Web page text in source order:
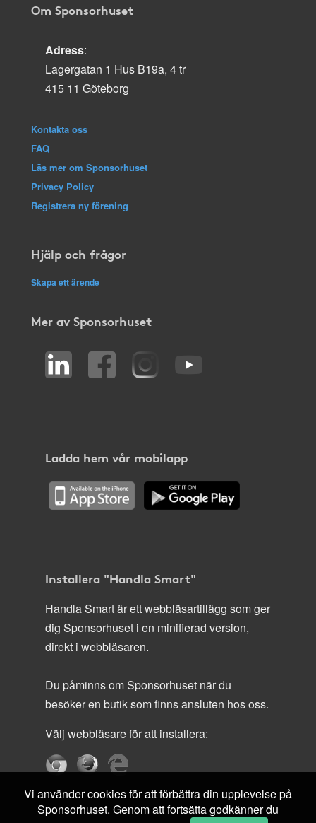
Om Sponsorhuset
Adress:
Lagergatan 1 Hus B19a, 4 tr
415 11 Göteborg
Kontakta oss
FAQ
Läs mer om Sponsorhuset
Privacy Policy
Registrera ny förening
Hjälp och frågor
Skapa ett ärende
Mer av Sponsorhuset
Ladda hem vår mobilapp
Installera "Handla Smart"
Handla Smart är ett webbläsartillägg som ger
dig Sponsorhuset i en minifierad version,
direkt i webbläsaren.
Du påminns om Sponsorhuset när du
besöker en butik som finns ansluten hos oss.
Välj webbläsare för att installera:
Vi använder cookies för att förbättra din upplevelse på
Sponsorhuset. Genom att fortsätta godkänner du